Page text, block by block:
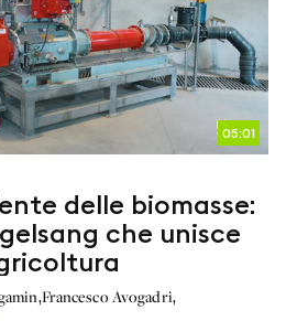
05:01
delle biomasse:
che unisce
,Francesco Avogadri,